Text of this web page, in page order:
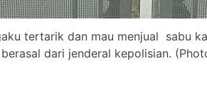
tertarik dan mau menjual sabu
dari jenderal kepolisian.